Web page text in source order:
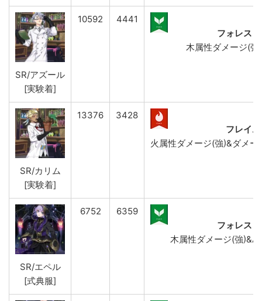
SR/アズール
[実験着]
10592
4441
フォレス
木属性ダメージ(強
SR/カリム
[実験着]
13376
3428
フレイ
火属性ダメージ(強)&ダメ
SR/エペル
[式典服]
6752
6359
フォレス
木属性ダメージ(強